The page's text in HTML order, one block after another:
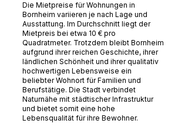
Die Mietpreise für Wohnungen in
Bornheim variieren je nach Lage und
Ausstattung. Im Durchschnitt liegt der
Mietpreis bei etwa 10 € pro
Quadratmeter. Trotzdem bleibt Bornheim
aufgrund ihrer reichen Geschichte, ihrer
ländlichen Schönheit und ihrer qualitativ
hochwertigen Lebensweise ein
beliebter Wohnort für Familien und
Berufstätige. Die Stadt verbindet
Naturnähe mit städtischer Infrastruktur
und bietet somit eine hohe
Lebensqualität für ihre Bewohner.